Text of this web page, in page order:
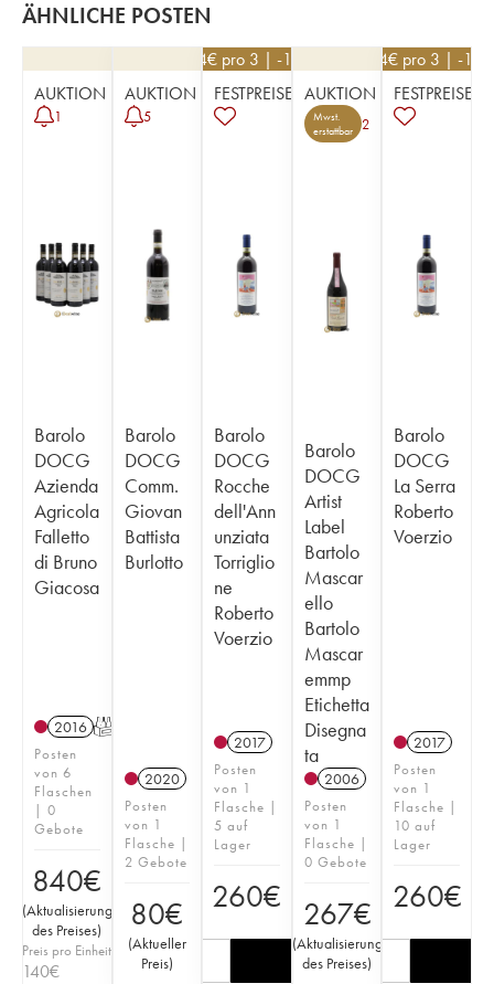
ÄHNLICHE POSTEN
AUKTION
1
Barolo
DOCG
Azienda
Agricola
Falletto
di Bruno
Giacosa
2016 T
Posten
von 6
Flaschen
| 0
Gebote
840€
(Aktualisierung
des Preises)
Preis pro Einheit
140€
AUKTION
5
Barolo
DOCG
Comm.
Giovan
Battista
Burlotto
2020
Posten
von 1
Flasche |
2 Gebote
80€
(Aktueller
Preis)
234€ pro 3 | -10%
FESTPREISE
Barolo
DOCG
Rocche
dell'Ann
unziata
Torriglio
ne
Roberto
Voerzio
2017
Posten
von 1
Flasche |
5 auf
Lager
260€
AUKTION
Mwst.
erstattbar
2
Barolo
DOCG
Artist
Label
Bartolo
Mascar
ello
Bartolo
Mascar
emmp
Etichetta
Disegna
ta
2006
Posten
von 1
Flasche |
0 Gebote
267€
(Aktualisierung
des Preises)
234€ pro 3 | -10%
FESTPREISE
Barolo
DOCG
La Serra
Roberto
Voerzio
2017
Posten
von 1
Flasche |
10 auf
Lager
260€